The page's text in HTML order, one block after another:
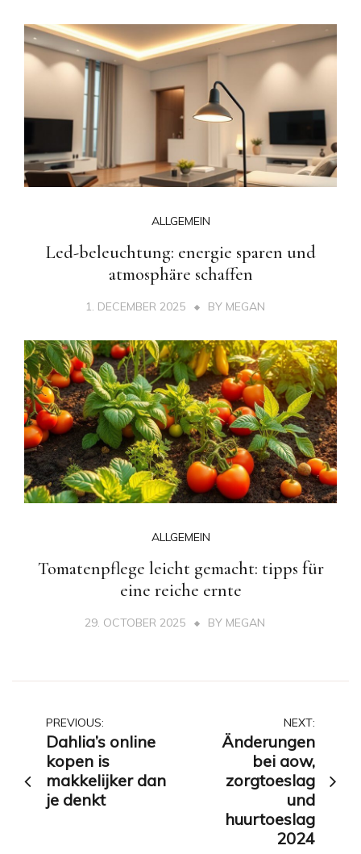
ALLGEMEIN
Led-beleuchtung: energie sparen und
atmosphäre schaffen
1. DECEMBER 2025 BY MEGAN
ALLGEMEIN
Tomatenpflege leicht gemacht: tipps für
eine reiche ernte
29. OCTOBER 2025 BY MEGAN
Post
navigation
PREVIOUS:
Dahlia’s online
kopen is
makkelijker dan
je denkt
NEXT:
Änderungen
bei aow,
zorgtoeslag
und
huurtoeslag
2024